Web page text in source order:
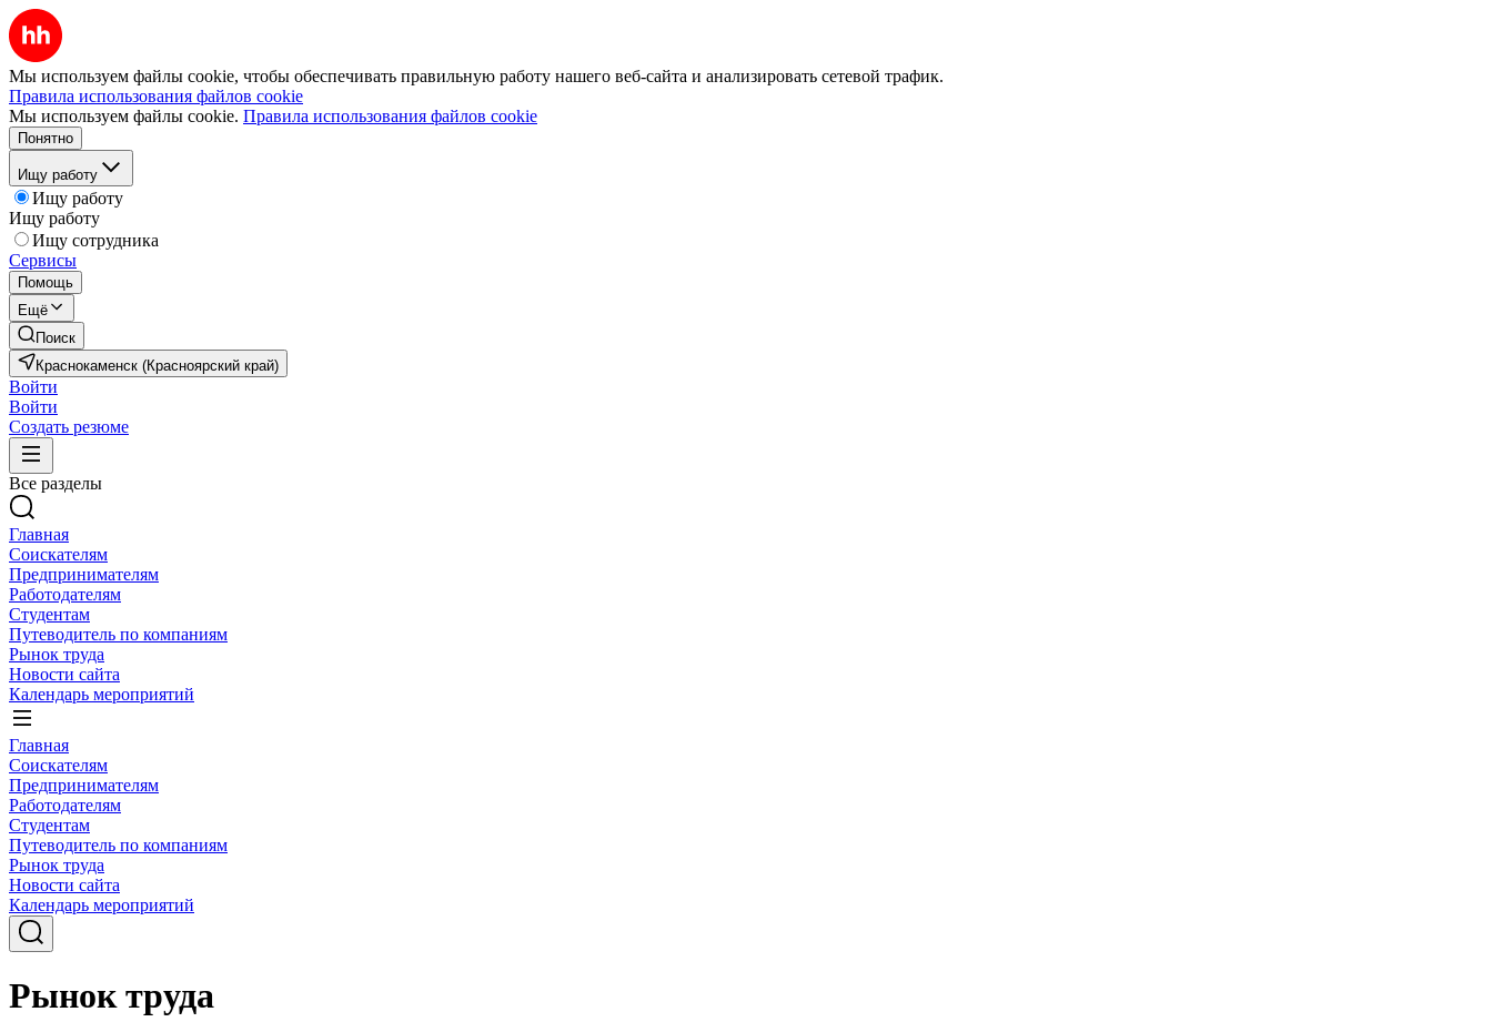
Мы используем файлы cookie, чтобы обеспечивать правильную работу нашего веб-сайта и анализировать сетевой трафик.
Правила использования файлов cookie
Мы используем файлы cookie. Правила использования файлов cookie
Понятно
Ищу работу
Ищу работу
Ищу работу
Ищу сотрудника
Сервисы
Помощь
Ещё
Поиск
Краснокаменск (Красноярский край)
Войти
Войти
Создать резюме
Все разделы
Главная
Соискателям
Предпринимателям
Работодателям
Студентам
Путеводитель по компаниям
Рынок труда
Новости сайта
Календарь мероприятий
Главная
Соискателям
Предпринимателям
Работодателям
Студентам
Путеводитель по компаниям
Рынок труда
Новости сайта
Календарь мероприятий
Рынок труда